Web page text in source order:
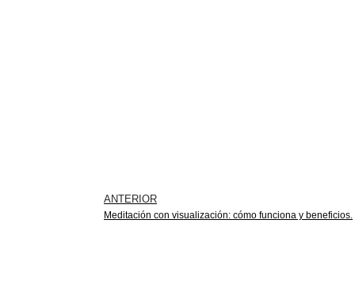
ANTERIOR
Meditación con visualización: cómo funciona y beneficios.